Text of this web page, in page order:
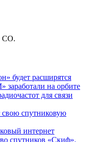
будет расширятся
заработали на орбите
для связи
свою спутниковую
интернет
спутников «Скиф».